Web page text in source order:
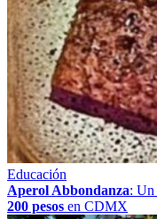
Educación
Aperol Abbondanza: Un
200 pesos en CDMX